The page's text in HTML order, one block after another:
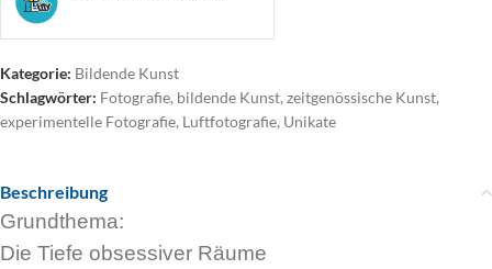
Kategorie: Bildende Kunst
Schlagwörter: Fotografie, bildende Kunst, zeitgenössische Kunst,
experimentelle Fotografie, Luftfotografie, Unikate
Beschreibung
Grundthema:
Die Tiefe obsessiver Räume